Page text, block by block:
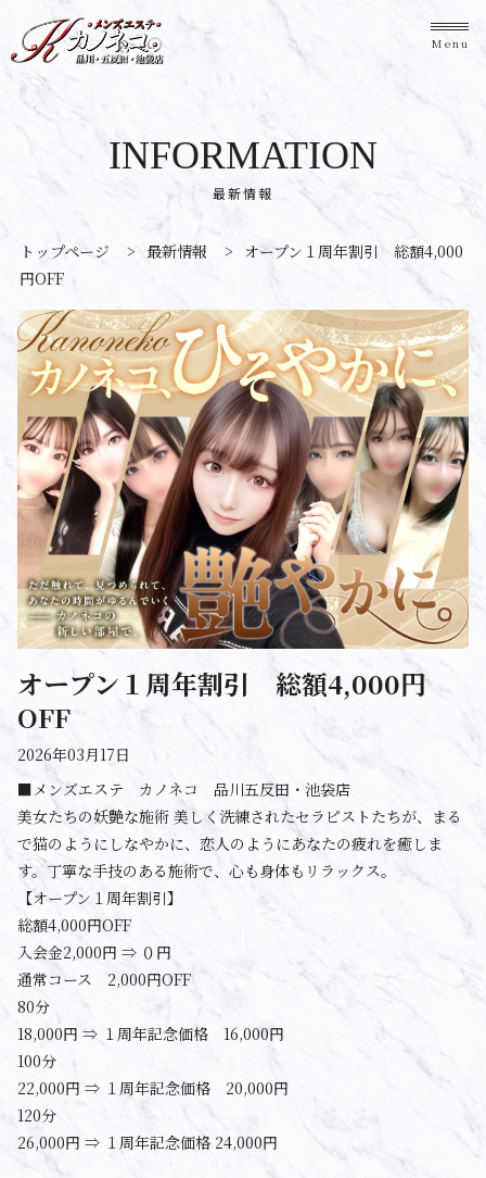
Menu
最新情報
INFORMATION
トップページ > 最新情報 > オープン１周年割引 総額4,000
円OFF
オープン１周年割引 総額4,000円
OFF
2026年03月17日
■メンズエステ カノネコ 品川五反田・池袋店
美女たちの妖艶な施術 美しく洗練されたセラピストたちが、まる
で猫のようにしなやかに、恋人のようにあなたの疲れを癒しま
す。丁寧な手技のある施術で、心も身体もリラックス。
【オープン１周年割引】
総額4,000円OFF
入会金2,000円 ⇒ ０円
通常コース 2,000円OFF
80分
18,000円 ⇒ １周年記念価格 16,000円
100分
22,000円 ⇒ １周年記念価格 20,000円
120分
26,000円 ⇒ １周年記念価格 24,000円